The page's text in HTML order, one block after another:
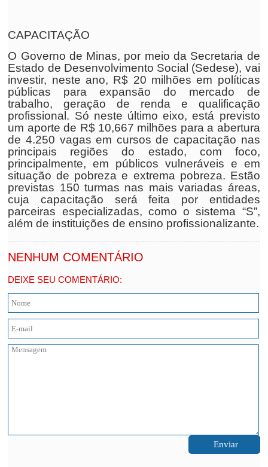
CAPACITAÇÃO
O Governo de Minas, por meio da Secretaria de
Estado de Desenvolvimento Social (Sedese), vai
investir, neste ano, R$ 20 milhões em políticas
públicas para expansão do mercado de
trabalho, geração de renda e qualificação
profissional. Só neste último eixo, está previsto
um aporte de R$ 10,667 milhões para a abertura
de 4.250 vagas em cursos de capacitação nas
principais regiões do estado, com foco,
principalmente, em públicos vulneráveis e em
situação de pobreza e extrema pobreza. Estão
previstas 150 turmas nas mais variadas áreas,
cuja capacitação será feita por entidades
parceiras especializadas, como o sistema “S”,
além de instituições de ensino profissionalizante.
NENHUM COMENTÁRIO
DEIXE SEU COMENTÁRIO: